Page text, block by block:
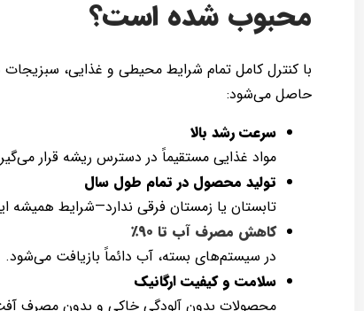
محبوب شده است؟
با کنترل کامل تمام شرایط محیطی و غذایی، سبزیجات
حاصل می‌شود:
سرعت رشد بالا
مواد غذایی مستقیماً در دسترس ریشه قرار می‌گیرد و دوره رشد
تولید محصول در تمام طول سال
تابستان یا زمستان فرقی ندارد—شرایط همیشه
کاهش مصرف آب تا ۹۰٪
در سیستم‌های بسته، آب دائماً بازیافت می‌شود.
سلامت و کیفیت ارگانیک
محصولات بدون آلودگی خاکی و بدون مصرف